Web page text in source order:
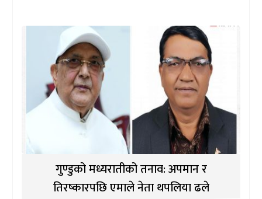
गुण्डुको मध्यरातीको तनाव: अपमान र
तिरष्कारपछि एमाले नेता थपलिया ढले